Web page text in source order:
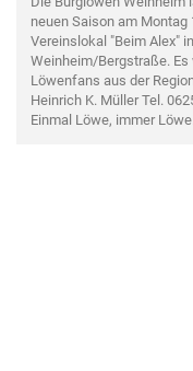
neuen Saison am Montag
Vereinslokal "Beim Alex"
Weinheim/Bergstraße. Es
Löwenfans aus der
Heinrich K. Müller Tel.
Einmal Löwe, immer Löwe.